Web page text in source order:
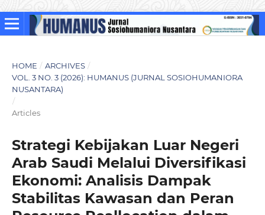
HOME / ARCHIVES /
VOL. 3 NO. 3 (2026): HUMANUS (JURNAL SOSIOHUMANIORA
NUSANTARA)
/
Articles
Strategi Kebijakan Luar Negeri
Arab Saudi Melalui Diversifikasi
Ekonomi: Analisis Dampak
Stabilitas Kawasan dan Peran